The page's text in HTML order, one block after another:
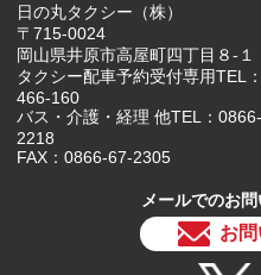
日の丸タクシー（株）
〒715-0024
岡山県井原市高屋町四丁目８-１
タクシー配車予約受付専用TEL
466-160
バス・介護・経理 他TEL：
2218
FAX：0866-67-2305
メールでのお
お